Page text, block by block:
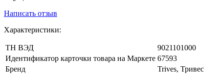
Написать отзыв
Характеристики:
ТН ВЭД
9021101000
Идентификатор карточки товара на Маркете 67593
Бренд
Trives, Тривес